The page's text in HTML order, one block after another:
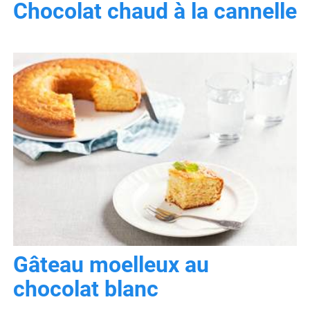
Chocolat chaud à la cannelle
Gâteau moelleux au
chocolat blanc